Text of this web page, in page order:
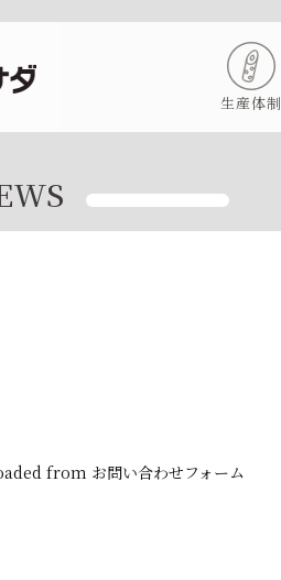
生産体制
from お問い合わせフォーム